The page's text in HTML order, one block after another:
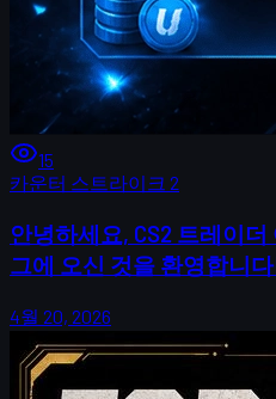
15
카운터 스트라이크 2
안녕하세요, CS2 트레이
그에 오신 것을 환영합니
4월 20, 2026